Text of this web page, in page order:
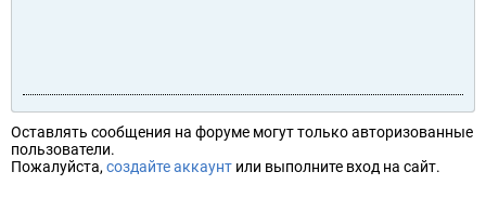
Оставлять сообщения на форуме могут только авторизованные
пользователи.
Пожалуйста, создайте аккаунт или выполните вход на сайт.